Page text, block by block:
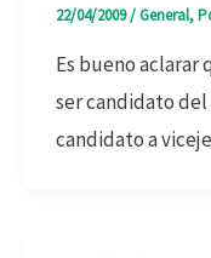
22/04/2009/General,
Es bueno aclarar
ser candidato del
candidato a